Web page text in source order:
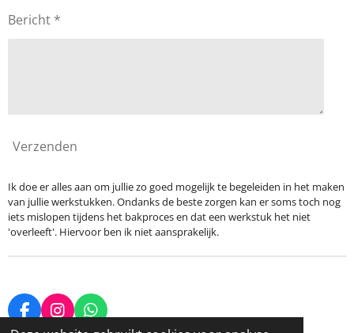
Bericht *
Verzenden
Ik doe er alles aan om jullie zo goed mogelijk te begeleiden in het maken
van jullie werkstukken. Ondanks de beste zorgen kan er soms toch nog
iets mislopen tijdens het bakproces en dat een werkstuk het niet
'overleeft'. Hiervoor ben ik niet aansprakelijk.
F
I
W